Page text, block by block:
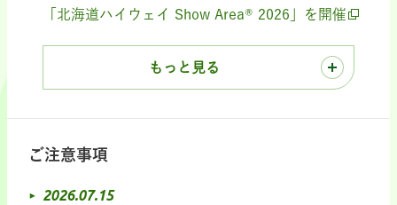
「北海道ハイウェイ Show Area® 2026」を開催
もっと見る
ご注意事項
2026.07.15